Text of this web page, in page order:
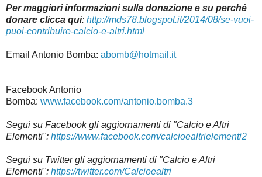
Per maggiori informazioni sulla donazione e su perché
donare clicca qui: http://mds78.blogspot.it/2014/08/se-vuoi-
puoi-contribuire-calcio-e-altri.html
Email Antonio Bomba: abomb@hotmail.it
Facebook Antonio
Bomba: www.facebook.com/antonio.bomba.3
Segui su Facebook gli aggiornamenti di "Calcio e Altri
Elementi": https://www.facebook.com/calcioealtrielementi2
Segui su Twitter gli aggiornamenti di "Calcio e Altri
Elementi": https://twitter.com/Calcioealtri